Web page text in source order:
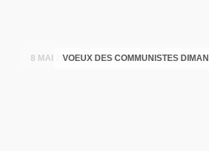
VOEUX DES COMMUNISTES